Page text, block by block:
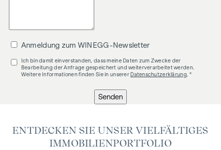
Anmeldung zum WINEGG-Newsletter
Ich bin damit einverstanden, dass meine Daten zum Zwecke der
Bearbeitung der Anfrage gespeichert und weiterverarbeitet werden.
Weitere Informationen finden Sie in unserer Datenschutzerklärung. *
Senden
ENTDECKEN SIE UNSER VIELFÄLTIGES
IMMOBILIENPORTFOLIO